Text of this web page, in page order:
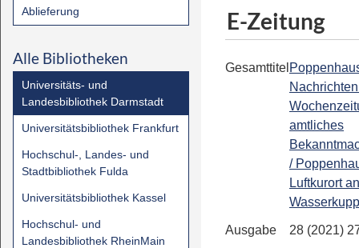
Ablieferung
Alle Bibliotheken
Universitäts- und
Landesbibliothek Darmstadt
Universitätsbibliothek Frankfurt
Hochschul-, Landes- und
Stadtbibliothek Fulda
Universitätsbibliothek Kassel
Hochschul- und
Landesbibliothek RheinMain
E-Zeitung
Gesamttitel
amtliches
/
Luftkurort
Ausgabe
28 (2021)